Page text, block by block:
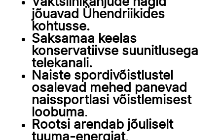
jõuavad Ühendriikides
kohtusse.
Saksamaa keelas
konservatiivse suunitlusega
telekanali.
Naiste spordivõistlustel
osalevad mehed panevad
naissportlasi võistlemisest
loobuma.
Rootsi arendab jõuliselt
tuuma-energiat.